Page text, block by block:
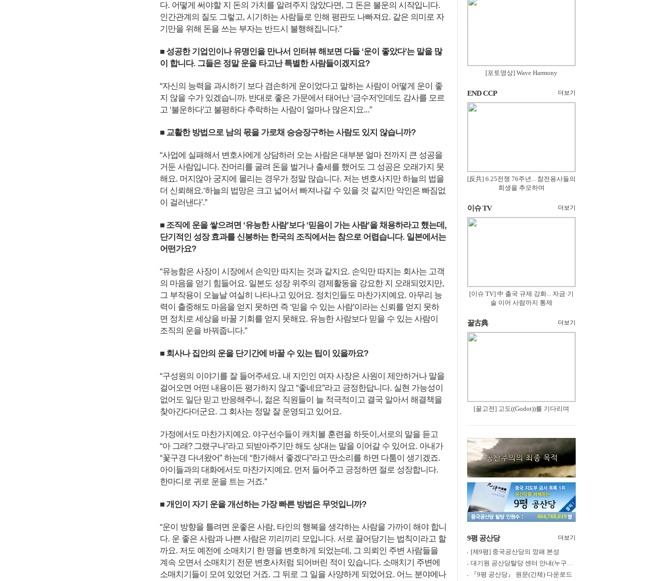
다. 어떻게 써야할 지 돈의 가치를 알려주지 않았다면, 그 돈은 불운의 시작입니다.
인간관계의 질도 그렇고, 시기하는 사람들로 인해 평판도 나빠져요. 같은 의미로 자
기만을 위해 돈을 쓰는 부자는 반드시 불행해집니다.”
■ 성공한 기업인이나 유명인을 만나서 인터뷰 해보면 다들 ‘운이 좋았다'는 말을 많
이 합니다. 그들은 정말 운을 타고난 특별한 사람들이겠지요?
“자신의 능력을 과시하기 보다 겸손하게 운이었다고 말하는 사람이 어떻게 운이 좋
지 않을 수가 있겠습니까. 반대로 좋은 가문에서 태어난 ‘금수저'인데도 감사를 모르
고 ‘불운하다'고 불평하다 추락하는 사람이 얼마나 많은지요...”
■ 교활한 방법으로 남의 몫을 가로채 승승장구하는 사람도 있지 않습니까?
“사업에 실패해서 변호사에게 상담하러 오는 사람은 대부분 얼마 전까지 큰 성공을
거둔 사람입니다. 잔머리를 굴려 돈을 벌거나 출세를 했어도 그 성공은 오래가지 못
해요. 머지않아 궁지에 몰리는 경우가 정말 많습니다. 저는 변호사지만 하늘의 법을
더 신뢰해요.‘하늘의 법망은 크고 넓어서 빠져나갈 수 있을 것 같지만 악인은 빠짐없
이 걸러낸다’.”
■ 조직에 운을 쌓으려면 ‘유능한 사람’보다 ‘믿음이 가는 사람’을 채용하라고 했는데,
단기적인 성장 효과를 신봉하는 한국의 조직에서는 참으로 어렵습니다. 일본에서는
어떤가요?
“유능함은 사장이 시장에서 손익만 따지는 것과 같지요. 손익만 따지는 회사는 고객
의 마음을 얻기 힘들어요. 일본도 성장 위주의 경제활동을 강요한 지 오래되었지만,
그 부작용이 오늘날 여실히 나타나고 있어요. 정치인들도 마찬가지예요. 아무리 능
력이 출중해도 마음을 얻지 못하면 즉 ‘믿을 수 있는 사람’이라는 신뢰를 얻지 못하
면 정치로 세상을 바꿀 기회를 얻지 못해요. 유능한 사람보다 믿을 수 있는 사람이
조직의 운을 바꿔줍니다.”
■ 회사나 집안의 운을 단기간에 바꿀 수 있는 팁이 있을까요?
“구성원의 이야기를 잘 들어주세요. 내 지인인 여자 사장은 사원이 제안하거나 말을
걸어오면 어떤 내용이든 평가하지 않고 “좋네요”라고 긍정한답니다. 실현 가능성이
없어도 일단 믿고 반응해주니, 젊은 직원들이 늘 적극적이고 결국 알아서 해결책을
찾아간다더군요. 그 회사는 정말 잘 운영되고 있어요.
가정에서도 마찬가지예요. 야구선수들이 캐치볼 훈련을 하듯이,서로의 말을 듣고
“아 그래? 그랬구나”라고 되받아주기만 해도 상대는 말을 이어갈 수 있어요. 아내가
“꽃구경 다녀왔어” 하는데 “한가해서 좋겠다”라고 딴소리를 하면 다툼이 생기겠죠.
아이들과의 대화에서도 마찬가지예요. 먼저 들어주고 긍정하면 절로 성장합니다.
한마디로 귀로 운을 트는 거죠.”
■ 개인이 자기 운을 개선하는 가장 빠른 방법은 무엇입니까?
“운이 방향을 틀려면 운좋은 사람, 타인의 행복을 생각하는 사람을 가까이 해야 합니
다. 운 좋은 사람과 나쁜 사람은 끼리끼리 모입니다. 서로 끌어당기는 법칙이라고 할
까요. 저도 예전에 소매치기 한 명을 변호하게 되었는데, 그 의뢰인 주변 사람들을
계속 오면서 소매치기 전문 변호사처럼 되어버린 적이 있습니다. 소매치기 주변에
소매치기들이 모여 있었던 거죠. 그 뒤로 그 일을 사양하게 되었어요. 어느 분야에나
[포토영상] Wave Harmony
END CCP 더보기
[反共] 6.25전쟁 76주년... 참전용사들의
희생을 추모하며
이슈 TV 더보기
[이슈 TV] 中 출국 규제 강화... 자금·기
술 이어 사람까지 통제
꿀古典 더보기
[꿀고전] 고도((Godot))를 기다리며
464,768,619
9평 공산당 더보기
[제9평] 중국공산당의 깡패 본성
대기원 공산당탈당 센터 안내(누구나 쉽게 退黨, 退團, 退隊 가능)
『9평 공산당』 원문(간체) 다운로드